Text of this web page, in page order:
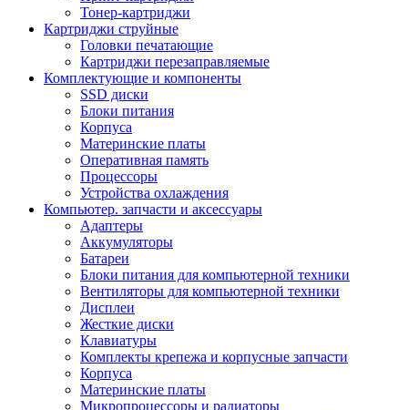
Тонер-картриджи
Картриджи струйные
Головки печатающие
Картриджи перезаправляемые
Комплектующие и компоненты
SSD диски
Блоки питания
Корпуса
Материнские платы
Оперативная память
Процессоры
Устройства охлаждения
Компьютер. запчасти и аксессуары
Адаптеры
Аккумуляторы
Батареи
Блоки питания для компьютерной техники
Вентиляторы для компьютерной техники
Дисплеи
Жесткие диски
Клавиатуры
Комплекты крепежа и корпусные запчасти
Корпуса
Материнские платы
Микропроцессоры и радиаторы